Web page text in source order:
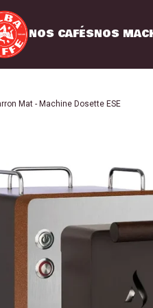
NOS CAFÉSNOS
Profil
Mat - Machine Dosette ESE